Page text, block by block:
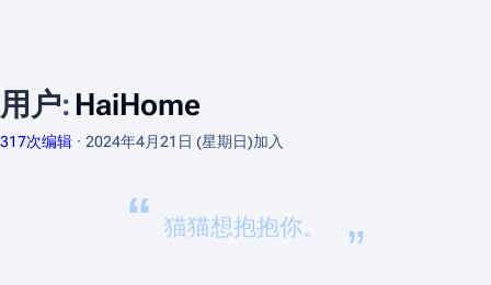
用户: HaiHome
317次编辑 2024年4月21日 (星期日)加入
“ 猫猫想抱抱你。 ”